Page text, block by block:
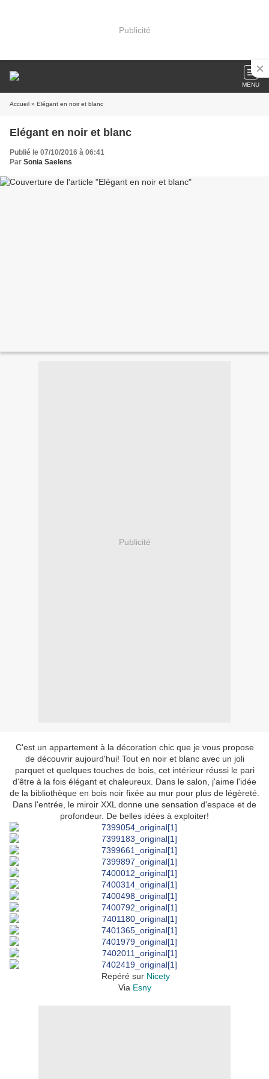
Publicité
MENU
Accueil » Elégant en noir et blanc
Elégant en noir et blanc
Publié le 07/10/2016 à 06:41
Par Sonia Saelens
Publicité
C'est un appartement à la décoration chic que je vous propose
de découvrir aujourd'hui! Tout en noir et blanc avec un joli
parquet et quelques touches de bois, cet intérieur réussi le pari
d'être à la fois élégant et chaleureux. Dans le salon, j'aime l'idée
de la bibliothèque en bois noir fixée au mur pour plus de légèreté.
Dans l'entrée, le miroir XXL donne une sensation d'espace et de
profondeur. De belles idées à exploiter!
Repéré sur Nicety
Via Esny